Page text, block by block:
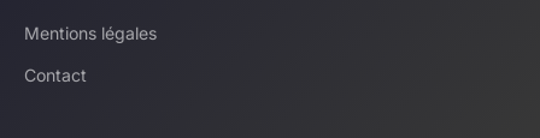
Mentions légales
Contact